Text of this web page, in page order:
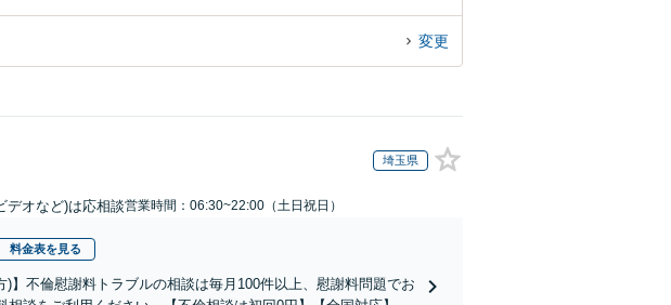
変更
埼玉県
デオなど)は応相談営業時間：06:30~22:00（土日祝日）
料金表を見る
】不倫慰謝料トラブルの相談は毎月100件以上、慰謝料問題でお